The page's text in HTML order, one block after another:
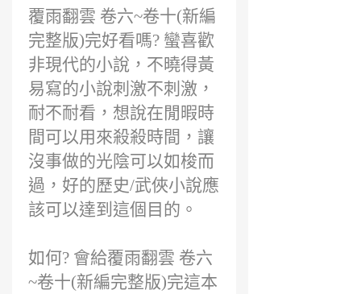
覆雨翻雲 卷六~卷十(新編
完整版)完好看嗎? 蠻喜歡
非現代的小說，不曉得黃
易寫的小說刺激不刺激，
耐不耐看，想說在閒暇時
間可以用來殺殺時間，讓
沒事做的光陰可以如梭而
過，好的歷史/武俠小說應
該可以達到這個目的。
如何? 會給覆雨翻雲 卷六
~卷十(新編完整版)完這本